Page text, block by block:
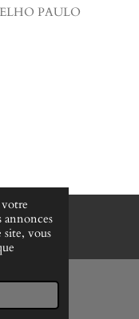
annonces
site, vous
PAULO